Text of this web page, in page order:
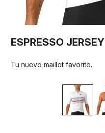
ESPRESSO JERSEY
Tu nuevo maillot favorito.